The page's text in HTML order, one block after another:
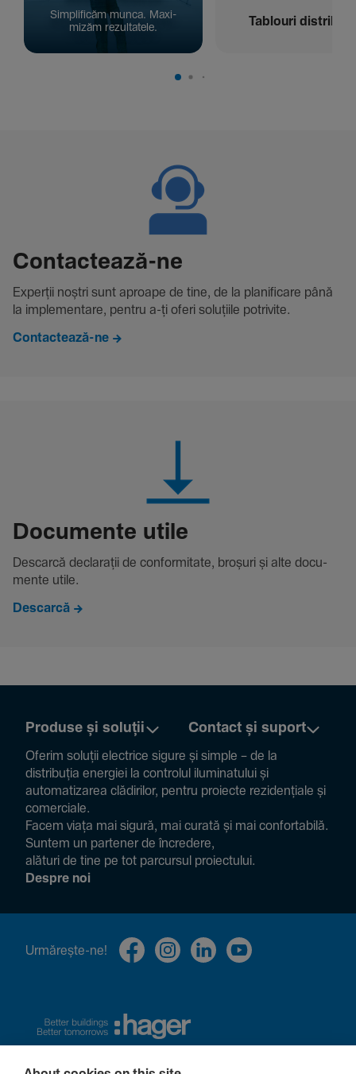
Simpli­ficăm munca. Maxi­
mizăm rezul­ta­tele.
Tablouri
Contac­tează-ne
Experții noștri sunt aproape de tine, de la plani­fi­care până
la imple­men­tare, pentru a-ți oferi solu­țiile potri­vite.
Contactează-ne
Docu­mente utile
Descarcă decla­rații de conformitate, broșuri și alte docu­
mente utile.
Descarcă
Produse și soluții Contact și suport
Oferim soluții electrice sigure și simple – de la
distribuția energiei la controlul ilumi­na­tului și
auto­ma­ti­zarea clădi­rilor, pentru proiecte rezi­den­țiale și
comer­ciale.
Facem viața mai sigură, mai curată și mai confor­ta­bilă.
Suntem un partener de încre­dere,
alături de tine pe tot parcursul proiec­tului.
Despre noi
Urmă­rește-ne!